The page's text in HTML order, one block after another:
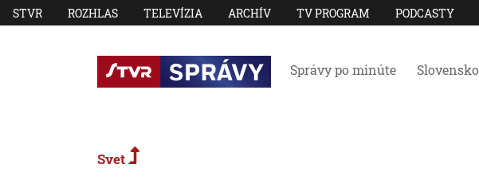
STVR ROZHLAS TELEVÍZIA ARCHÍV TV PROGRAM PODCASTY
Správy po minúte Slovensko
Svet